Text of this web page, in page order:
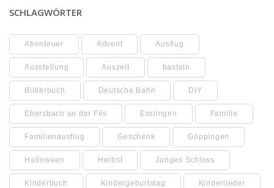
SCHLAGWÖRTER
Abenteuer Advent Ausflug
Ausstellung Auszeit basteln
Bilderbuch Deutsche Bahn DIY
Ebersbach an der Fils Esslingen Familie
Familienausflug Geschenk Göppingen
Halloween Herbst Junges Schloss
Kinderbuch Kindergeburtstag Kinderlieder